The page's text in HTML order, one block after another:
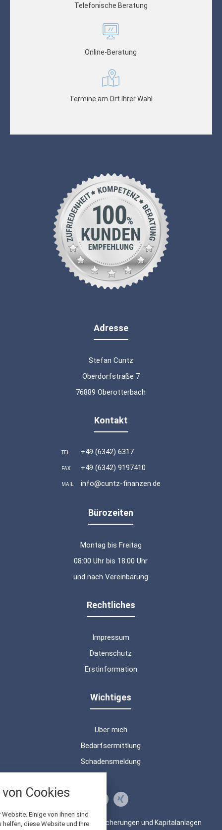
Telefonische Beratung
Online-Beratung
Termine am Ort Ihrer Wahl
Adresse
Stefan Cuntz
Oberdorfstraße 7
76889 Oberotterbach
Kontakt
TEL +49 (6342) 6317
FAX +49 (6342) 9197410
MAIL info@cuntz-finanzen.de
Bürozeiten
Montag bis Freitag
08:00 Uhr bis 18:00 Uhr
und nach Vereinbarung
Rechtliches
Impressum
Datenschutz
Erstinformation
Wichtiges
Über mich
Bedarfsermittlung
Schadensmeldung
© 2026 Beratung von Versicherungen und Kapitalanlagen
Cookies
Einige von ihnen sind
diese Website und Ihre
alle verwendeten Cookies und
zu blockieren.